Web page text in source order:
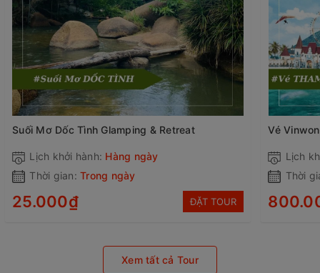
Suối Mơ Dốc Tình Glamping & Retreat
Lịch khởi hành: Hàng ngày
Thời gian: Trong ngày
25.000₫ ĐẶT TOUR
Vé
Lịch
Thời
Xem tất cả Tour